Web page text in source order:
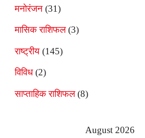
मनोरंजन (31)
मासिक राशिफल(3)
राष्ट्रीय (145)
विविध(2)
साप्ताहिक राशिफल(8)
August 2026